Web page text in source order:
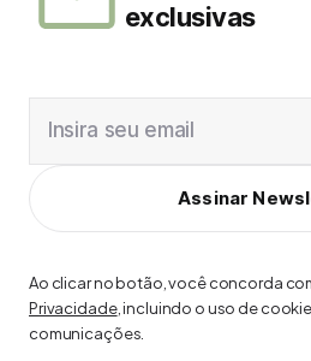
exclusivas
Insira seu email
Assinar
Ao clicar no botão, você concorda
Privacidade, incluindo o uso de
comunicações.